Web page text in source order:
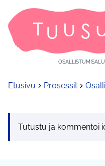
Etusivu Prosessit
Tutustu ja kommentoi